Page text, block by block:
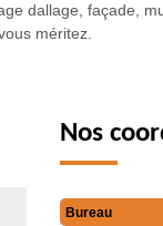
dallage, façade,
méritez.
Nos
Bureau